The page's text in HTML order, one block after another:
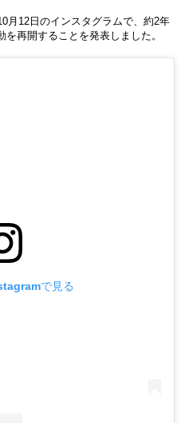
月12日のインスタグラムで、約2年
再開することを発表しました。
で見る